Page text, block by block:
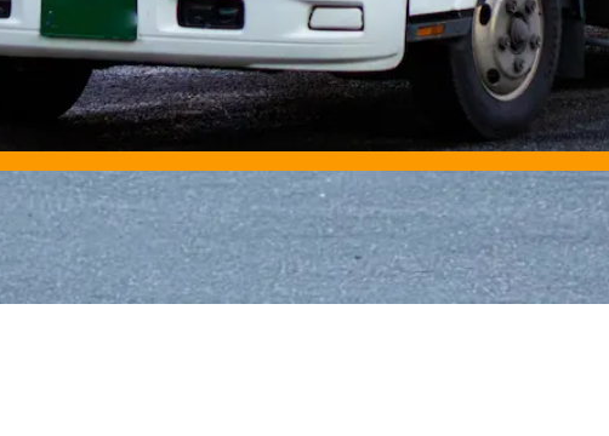
迎 シニア歓迎日勤のみ夏季休暇 週休2日土日休み
ぶ中型トラックドライバー｜栃木県那須塩